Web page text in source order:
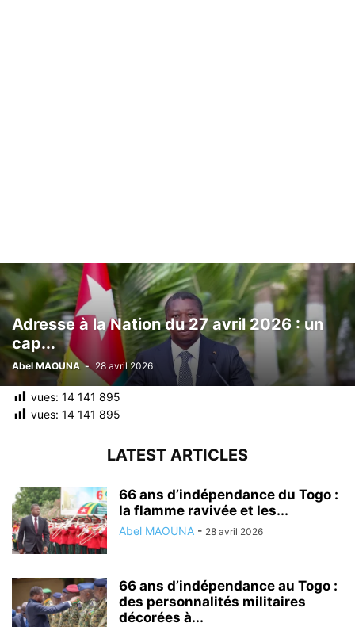
Adresse à la Nation du 27 avril 2026 : un
cap...
Abel MAOUNA - 28 avril 2026
vues: 14 141 895
vues: 14 141 895
LATEST ARTICLES
66 ans d’indépendance du Togo :
la flamme ravivée et les...
Abel MAOUNA - 28 avril 2026
66 ans d’indépendance au Togo :
des personnalités militaires
décorées à...